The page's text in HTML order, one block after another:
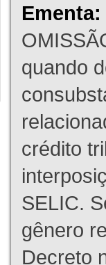
Ementa:
quando
crédito
SELIC.
gênero
Decreto